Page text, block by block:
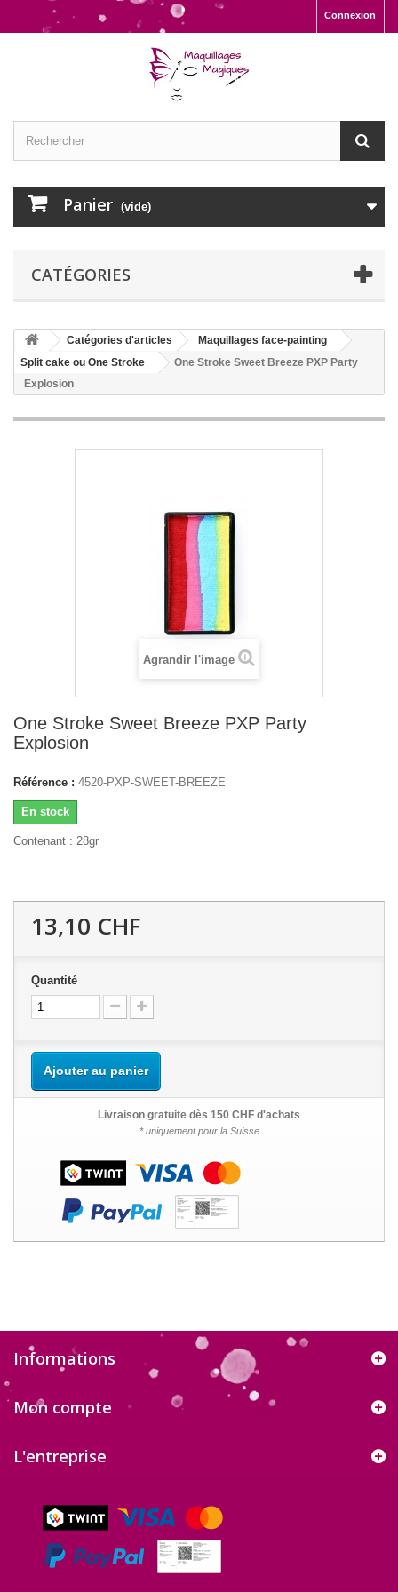
Connexion
Panier (vide)
CATÉGORIES
Catégories d'articles
Maquillages face-painting
Split cake ou One Stroke
One Stroke Sweet Breeze PXP Party
Explosion
Agrandir l'image
One Stroke Sweet Breeze PXP Party
Explosion
Référence : 4520-PXP-SWEET-BREEZE
En stock
Contenant : 28gr
13,10 CHF
Quantité
Ajouter au panier
Livraison gratuite dès 150 CHF d'achats
* uniquement pour la Suisse
Informations
Mon compte
L'entreprise